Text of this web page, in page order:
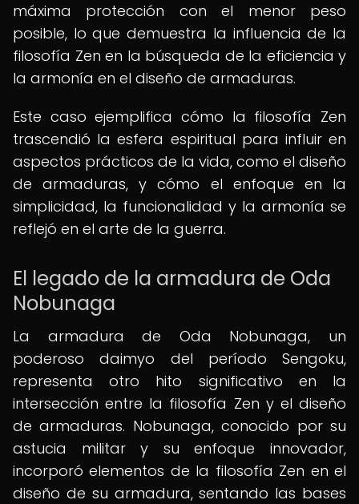
máxima protección con el menor peso
posible, lo que demuestra la influencia de la
filosofía Zen en la búsqueda de la eficiencia y
la armonía en el diseño de armaduras.
Este caso ejemplifica cómo la filosofía Zen
trascendió la esfera espiritual para influir en
aspectos prácticos de la vida, como el diseño
de armaduras, y cómo el enfoque en la
simplicidad, la funcionalidad y la armonía se
reflejó en el arte de la guerra.
El legado de la armadura de Oda
Nobunaga
La armadura de Oda Nobunaga, un
poderoso daimyo del período Sengoku,
representa otro hito significativo en la
intersección entre la filosofía Zen y el diseño
de armaduras. Nobunaga, conocido por su
astucia militar y su enfoque innovador,
incorporó elementos de la filosofía Zen en el
diseño de su armadura, sentando las bases